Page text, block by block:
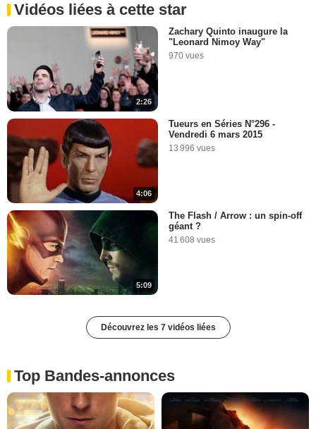
Vidéos liées à cette star
2:26
Zachary Quinto inaugure la
"Leonard Nimoy Way"
970 vues
4:06
Tueurs en Séries N°296 -
Vendredi 6 mars 2015
13 996 vues
5:09
The Flash / Arrow : un spin-off
géant ?
41 608 vues
Découvrez les 7 vidéos liées
Top Bandes-annonces